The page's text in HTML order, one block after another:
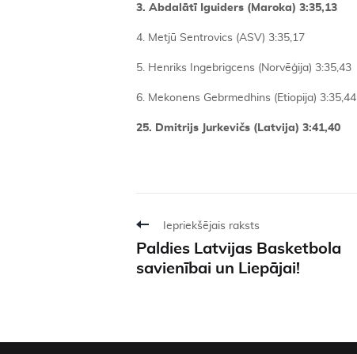
3. Abdalātī Iguiders (Maroka) 3:35,13
4. Metjū Sentrovics (ASV) 3:35,17
5. Henriks Ingebrigcens (Norvēģija) 3:35,43
6. Mekonens Gebrmedhins (Etiopija) 3:35,44
25. Dmitrijs Jurkevičs (Latvija) 3:41,40
Iepriekšējais raksts
Paldies Latvijas Basketbola
savienībai un Liepājai!